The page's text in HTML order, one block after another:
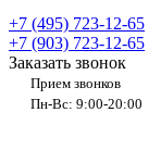
+7 (495) 723-12-65
+7 (903) 723-12-65
Заказать звонок
Прием звонков
Пн-Вс: 9:00-20:00